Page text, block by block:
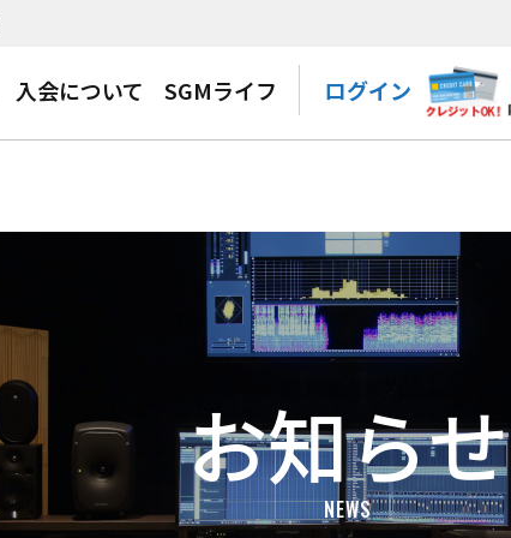
入会について SGMライフ ログイン
お知らせ
NEWS